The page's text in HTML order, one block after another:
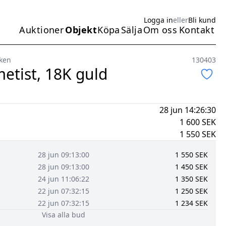
Logga inellerBli kund
Huvudmeny
AuktionerObjektKöpa SäljaOm oss Kontakt
130403
18K guld
28 jun 14:26:30
1 600SEK
1 550SEK
28 jun 09:13:00 1 550 SEK
28 jun 09:13:00
1 450 SEK
24 jun 11:06:22
1 350 SEK
22 jun 07:32:15
1 250 SEK
22 jun 07:32:15
1 234 SEK
Visa alla bud